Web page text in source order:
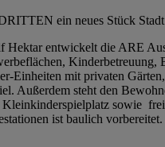
ein neues Stück Stadt
entwickelt die ARE
Einheiten mit privaten
Außerdem steht den
sowie
ist baulich